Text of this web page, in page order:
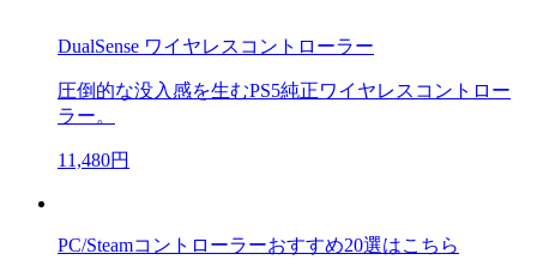
DualSense ワイヤレスコントローラー
圧倒的な没入感を生むPS5純正ワイヤレスコントロー
ラー。
11,480円
PC/Steamコントローラーおすすめ20選はこちら